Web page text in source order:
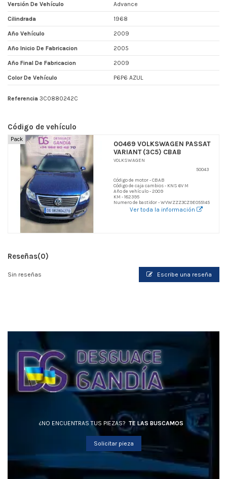
Versión De Vehículo Advance
Cilindrada 1968
Año Vehículo 2009
Año Inicio De Fabricacion 2005
Año Final De Fabricacion 2009
Color De Vehículo P6P6 AZUL
Referencia 3C0880242C
Código de vehículo
Pack
00469 VOLKSWAGEN PASSAT
VARIANT (3C5) CBAB
VOLKSWAGEN
50043
Código de motor - CBAB
Código de caja cambios - KNS 6V M
Año de vehículo - 2009
KM - 182395
Numero de bastidor - WVWZZZ3CZ9E055145
Ver toda la información
Reseñas(0)
Sin reseñas Escribe una reseña
¿NO ENCUENTRAS TUS PIEZAS? TE LAS BUSCAMOS
Solicitar pieza